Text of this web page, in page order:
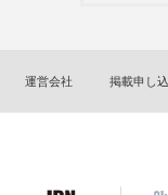
運営会社 掲載申し